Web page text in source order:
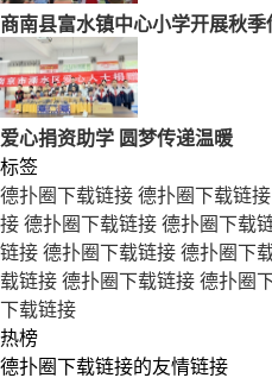
商南县富水镇中心小学开展秋
爱心捐资助学 圆梦传递温暖
标签
德扑圈下载链接 德扑圈下载链接
接 德扑圈下载链接 德扑圈下载
链接 德扑圈下载链接 德扑圈下
载链接 德扑圈下载链接 德扑圈
下载链接
热榜
德扑圈下载链接的友情链接